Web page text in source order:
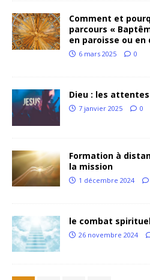
Comment et
parcours «
en paroisse ou en
6 mars 2025 0
Dieu : les
7 janvier 2025 0
Formation à
la mission
1 décembre 2024
le combat
26 novembre 2024